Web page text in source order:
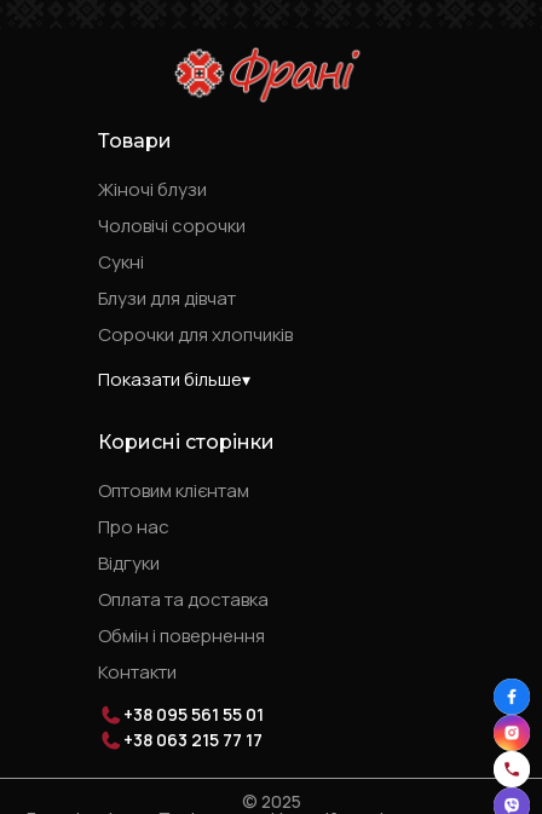
Товари
Жіночі блузи
Чоловічі сорочки
Сукні
Блузи для дівчат
Сорочки для хлопчиків
Показати більше
Корисні сторінки
Оптовим клієнтам
Про нас
Відгуки
Оплата та доставка
Обмін і повернення
Контакти
+38 095 561 55 01
+38 063 215 77 17
© 2025